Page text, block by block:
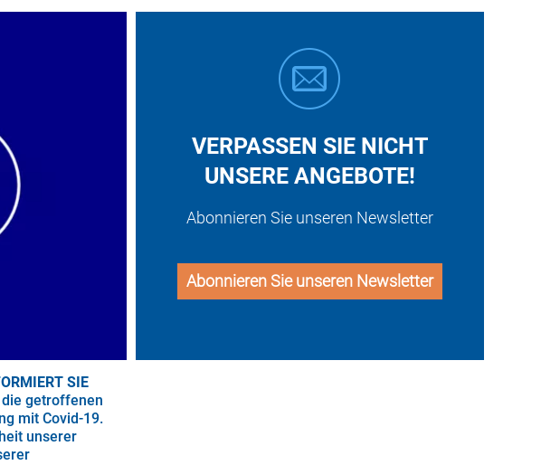
SIE
getroffenen
mit Covid-19.
unserer
VERPASSEN SIE NICHT
UNSERE ANGEBOTE!
Abonnieren Sie unseren Newsletter
Abonnieren Sie unseren Newsletter